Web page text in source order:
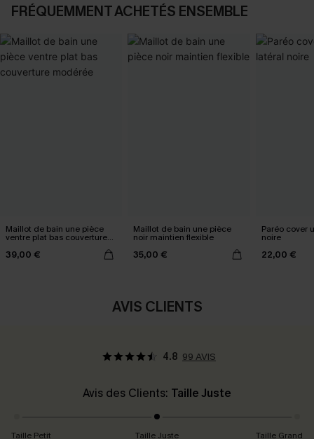
FRÉQUEMMENT ACHETÉS ENSEMBLE
Maillot de bain une pièce
ventre plat bas couverture
39,00 €
Maillot de bain une pièce
noir maintien flexible
35,00 €
Paréo cover
noire
22,00 €
AVIS CLIENTS
4.8 99 AVIS
Avis des Clients: Taille Juste
Taille Petit Taille Juste Taille Grand